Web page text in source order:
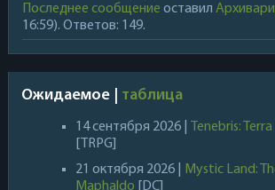
Последнее сообщение оставил
16:59). Ответов: 149.
Ожидаемое | таблица
14 сентября 2026 |
Tenebris:
[TRPG]
21 октября 2026 |
Mystic Land:
Maphaldo
[DC]